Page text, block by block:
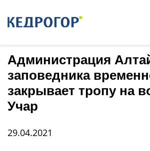
Главная Новости
Администрация Алтайского заповедника временно
Администрация
заповедника
закрывает тропу на
Учар
29.04.2021